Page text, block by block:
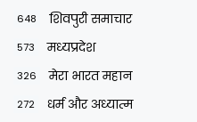
648 शिवपुरी समाचार
573 मध्यप्रदेश
326 मेरा भारत महान
272 धर्म और अध्यात्म